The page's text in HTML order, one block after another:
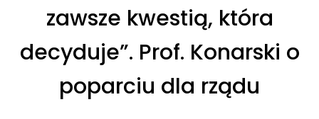
zawsze kwestią, która
decyduje”. Prof. Konarski o
poparciu dla rządu